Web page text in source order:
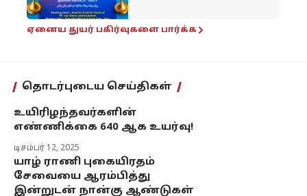
ஏனைய துயர் பகிர்வுகளை பார்க்க
தொடர்புடைய செய்திகள்
உயிரிழந்தவர்களின்
எண்ணிக்கை 640 ஆக உயர்வு!
டிசம்பர் 12, 2025
யாழ் ராணி புகையிரதம்
சேவையை ஆரம்பித்து
இன்றுடன் நான்கு ஆண்டுகள்